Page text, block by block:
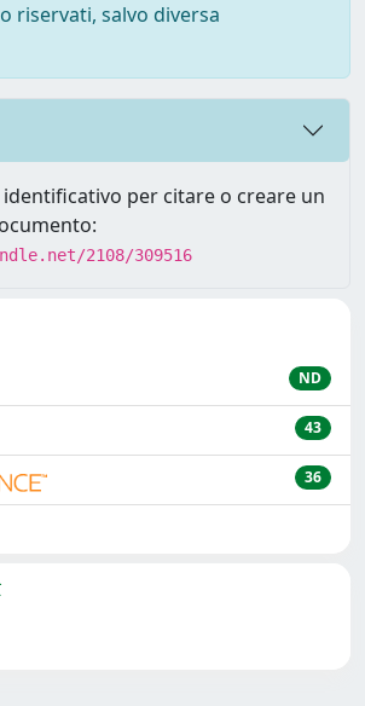
riservati, salvo diversa
per citare o creare un
2108/309516
ND
43
36